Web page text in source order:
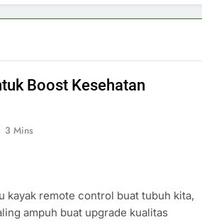
Boost Kesehatan
3 Mins
kayak remote control buat tubuh kita,
ampuh buat upgrade kualitas